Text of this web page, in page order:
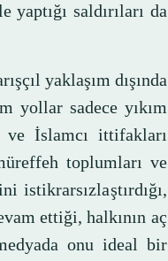
yaptığı saldırıları da
yaklaşım dışında
yollar sadece yıkım
İslamcı ittifakları
toplumları ve
istikrarsızlaştırdığı,
ettiği, halkının aç
onu ideal bir